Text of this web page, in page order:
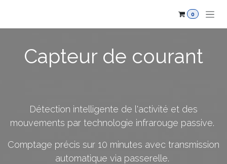
0
Capteur de courant
Détection intelligente de l'activité et des
mouvements par technologie infrarouge passive.
Comptage précis sur 10 minutes avec transmission
automatique via passerelle.